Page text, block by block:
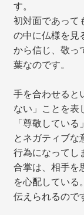
す。
初対面であって
の中に仏様を見
から信じ、敬っ
葉なのです。
手を合わせると
ない」ことを表
「尊敬してい
とネガティブな
行為になってし
合掌は、相手を
を心配している
伝えられるので